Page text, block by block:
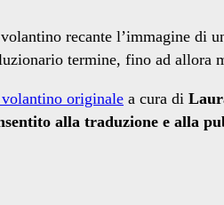
recante l’immagine di
termine, fino ad allora
originale a cura di
alla traduzione e alla